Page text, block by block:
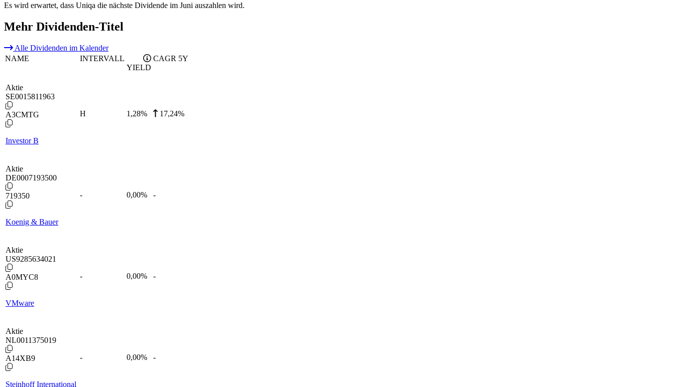
Es wird erwartet, dass Uniqa die nächste Dividende im Juni auszahlen wird.
Mehr Dividenden-Titel
Alle Dividenden im Kalender
NAME
INTERVALL
YIELD
CAGR 5Y
Aktie
SE0015811963
A3CMTG
Investor B
H 1,28% 17,24%
Aktie
DE0007193500
719350
Koenig & Bauer
- 0,00% -
Aktie
US9285634021
A0MYC8
VMware
- 0,00% -
Aktie
NL0011375019
A14XB9
Steinhoff International
- 0,00% -